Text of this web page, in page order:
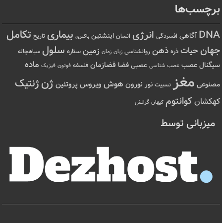
برچسب‌ها
DNA آگاهی افسردگی انرژی انسان اینشتین باکتری بیماری تاریخ تکامل
جهانحیات ذره ذهن روانشناسی زبان زمان زمین ستاره سلول سیاهچاله
سیگنال عصب عصب شناسی عصبی فضا فضازمان فلسفه فوتون فیزیک ماده
مصنوعی مغز نسبیت نور نورون هوش ویروس پروتئین ژنژنتیک
کهکشانکوانتوم کیهان گرانش
میزبانی توسط